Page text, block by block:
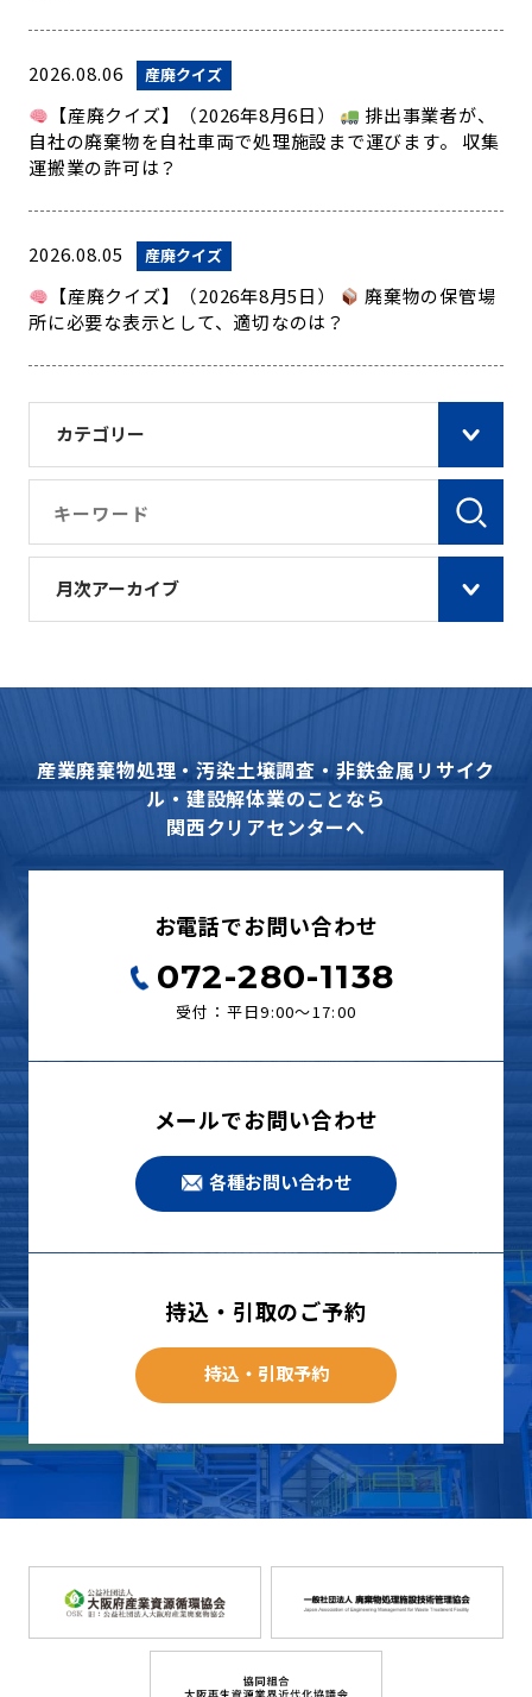
カテゴリー
月次アーカイブ
2026.08.06 産廃クイズ
【産廃クイズ】（2026年8月6日）
排出事業者が、
自社の廃棄物を自社車両で処理施設まで運びます。 収集
運搬業の許可は？
2026.08.05 産廃クイズ
【産廃クイズ】（2026年8月5日）
廃棄物の保管場
所に必要な表示として、適切なのは？
産業廃棄物処理・汚染土壌調査・非鉄金属リサイク
ル・建設解体業のことなら
関西クリアセンターへ
お電話でお問い合わせ
072-280-1138
受付：平日9:00〜17:00
メールでお問い合わせ
各種お問い合わせ
持込・引取のご予約
持込・引取予約